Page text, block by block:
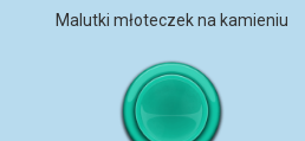
Malutki młoteczek na kamieniu